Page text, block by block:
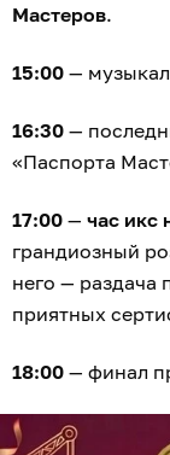
Мастеров.
15:00 —
16:30 —
«Паспорта
17:00 — час икс
грандиозный
него — раздача
приятных
18:00 — финал